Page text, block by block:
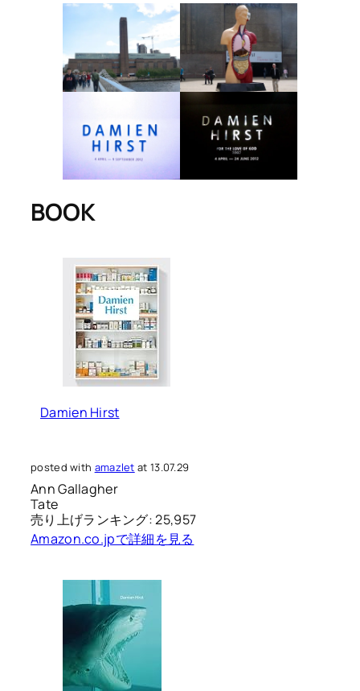
BOOK
Damien Hirst
posted with amazlet at 13.07.29
Ann Gallagher
Tate
売り上げランキング: 25,957
Amazon.co.jpで詳細を見る